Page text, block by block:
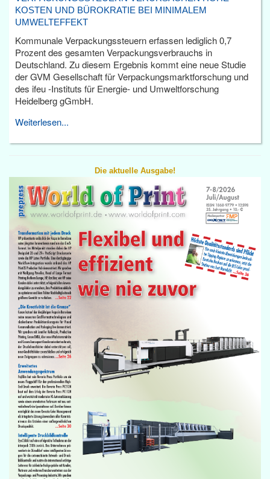
KOSTEN UND BÜROKRATIE BEI MINIMALEM
UMWELTEFFEKT
Kommunale Verpackungssteuern erfassen lediglich 0,7
Prozent des gesamten Verpackungsverbrauchs in
Deutschland. Zu diesem Ergebnis kommt eine neue Studie
der GVM Gesellschaft für Verpackungsmarktforschung und
des ifeu -Instituts für Energie- und Umweltforschung
Heidelberg gGmbH.
Weiterlesen...
Die aktuelle Ausgabe!